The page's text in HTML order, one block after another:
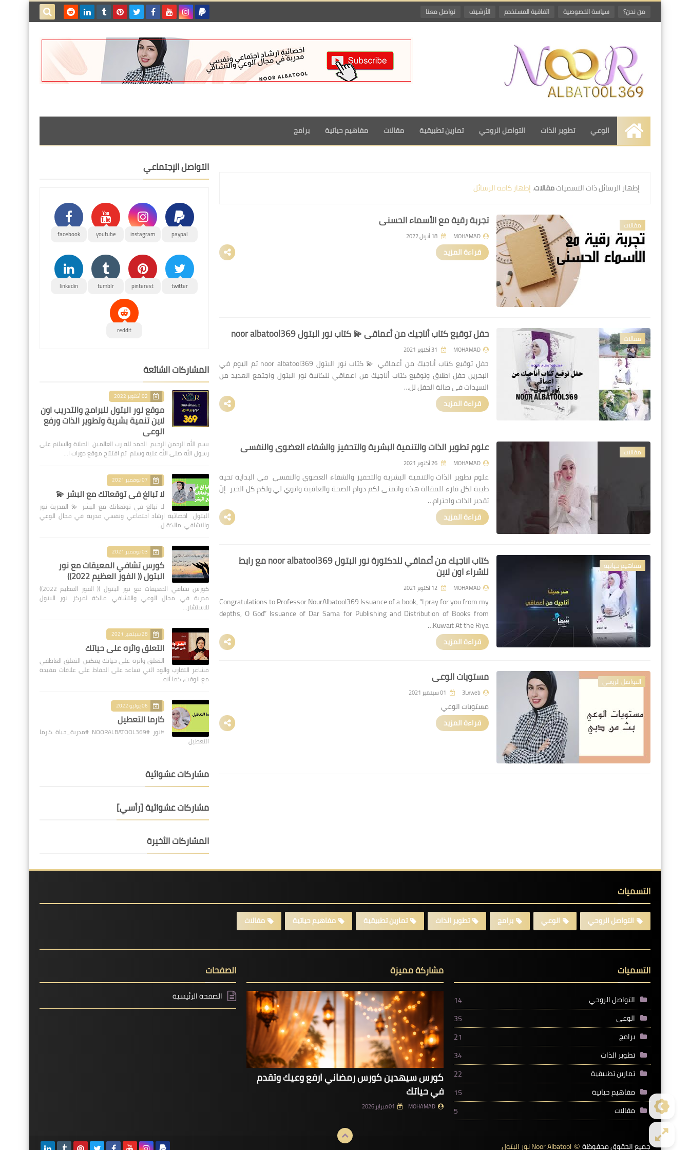
من نحن؟ سياسة الخصوصية اتفاقية المستخدم الأرشيف تواصل معنا
الرئيسية
الوعي تطوير الذات التواصل الروحي تمارين تطبيقية مقالات مفاهيم حياتية برامج
‏إظهار الرسائل ذات التسمياتمقالات.إظهار كافة الرسائل
مقالات تجربة رقية مع الأسماء الحسنى
MOHAMAD
قراءة المزيد
مقالات حفل توقيع كتاب أناجيك من أعماقي 💫 كتاب نور البتول noor albatool369
MOHAMAD
حفل توقيع كتاب أناجيك من أعماقي 💫 كتاب نور البتول noor albatool369 تم اليوم في
البحرين حفل اطلاق وتوقيع كتاب أناجيك من اعماقي للكاتبة نور البتول واجتمع العديد من
السيدات في صالة الحفل لل…
قراءة المزيد
مقالات علوم تطوير الذات والتنمية البشرية والتحفيز والشفاء العضوي والنفسي
MOHAMAD
علوم تطوير الذات والتنمية البشرية والتحفيز والشفاء العضوي والنفسي في البداية تحية
طيبة لكل قارء للمقالة هذه واتمنى لكم دوام الصحة والعافية وانوي لي ولكم كل الخير إنّ
تقدير الذات واحترام…
قراءة المزيد
مفاهيم حياتية كتاب اناجيك من أعماقي للدكتورة نور البتول noor albatool369 مع رابط
للشراء اون لاين
MOHAMAD
Congratulations to Professor NourAlbatool369 Issuance of a book, “I pray for you from my
depths, O God” Issuance of Dar Sama for Publishing and Distribution of Books from
Kuwait At the Riya…
قراءة المزيد
التواصل الروحي مستويات الوعي
3Lxweb
مستويات الوعي
قراءة المزيد
التواصل الإجتماعي
paypal
instagram
youtube
facebook
twitter
pinterest
tumblr
linkedin
reddit
المشاركات الشائعة
02 أكتوبر 2022
موقع نور البتول للبرامج والتدريب اون
لاين تنمية بشرية وتطوير الذات ورفع
الوعي
بسم الله الرحمن الرحيم الحمد لله رب العالمين الصلاة والسلام على
رسول الله صلى الله عليه وسلم تم افتتاح موقع دورات ا…
07 نوفمبر 2021
لا تبالغ في توقعاتك مع البشر 💫
لا تبالغ في توقعاتك مع البشر 💫 المدربة نور
البتول اخصائية ارشاد اجتماعي ونفسي مدربة في مجال الوعي
والتشافي مالكة ل…
03 نوفمبر 2021
كورس تشافي المعيقات مع نور
البتول (( الفوز العظيم 2022))
كورس تشافي المعيقات مع نور البتول (( الفوز العظيم 2022))
مدربة في مجال الوعي والتشافي مالكة لمركز نور البتول
للاستشار…
28 سبتمبر 2021
التعلق واثره على حياتك
التعلق واثره على حياتك يعكس التعلق العاطفي
مشاعر التقارب والود التي تساعد على الحفاظ على علاقات مفيدة
مع الوقت، كما أنه…
06 يوليو 2022
كارما التعطيل
#نور #NOORALBATOOL369 #مدربة_حياة كارما
التعطيل
مشاركات عشوائية
مشاركات عشوائية [رأسي]
المشاركات الأخيرة
التسميات
التواصل الروحي الوعي برامج تطوير الذات تمارين تطبيقية مفاهيم حياتية مقالات
التسميات
التواصل الروحي
14
الوعي
35
برامج
21
تطوير الذات
34
تمارين تطبيقية
22
مفاهيم حياتية
15
مقالات
5
مشاركة مميزة
كورس سيهدين كورس رمضاني ارفع وعيك وتقدم
في حياتك
MOHAMAD 01 فبراير 2026
الصفحات
الصفحة الرئيسية
جميع الحقوق محفوظة © Noor Albatool نور البتول